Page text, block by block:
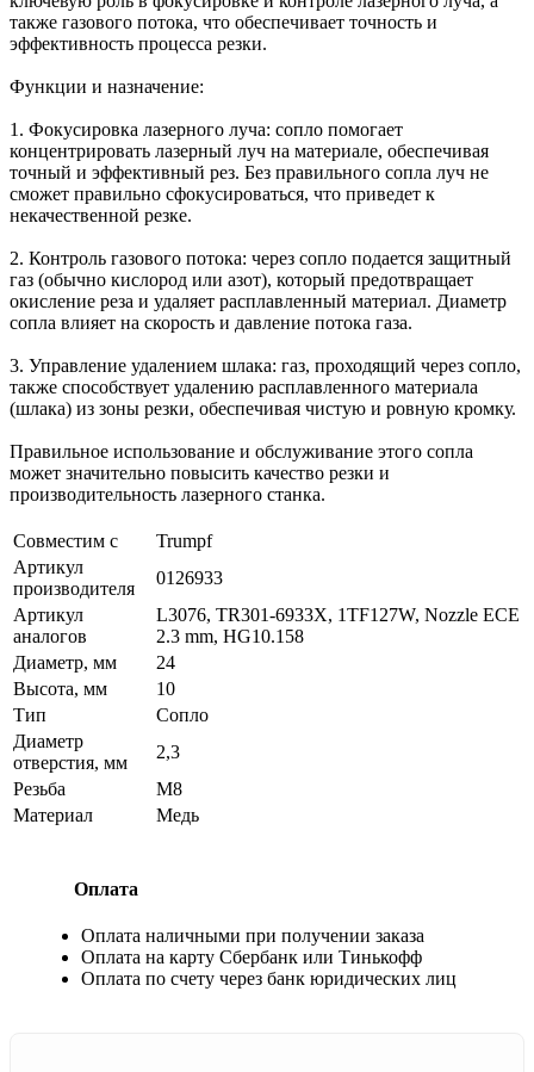
также газового потока, что обеспечивает точность и
эффективность процесса резки.
Функции и назначение:
1. Фокусировка лазерного луча: сопло помогает
концентрировать лазерный луч на материале, обеспечивая
точный и эффективный рез. Без правильного сопла луч не
сможет правильно сфокусироваться, что приведет к
некачественной резке.
2. Контроль газового потока: через сопло подается защитный
газ (обычно кислород или азот), который предотвращает
окисление реза и удаляет расплавленный материал. Диаметр
сопла влияет на скорость и давление потока газа.
3. Управление удалением шлака: газ, проходящий через сопло,
также способствует удалению расплавленного материала
(шлака) из зоны резки, обеспечивая чистую и ровную кромку.
Правильное использование и обслуживание этого сопла
может значительно повысить качество резки и
производительность лазерного станка.
Совместим с
Trumpf
Артикул
производителя
0126933
Артикул
аналогов
L3076, TR301-6933X, 1TF127W, Nozzle ECE
2.3 mm, HG10.158
Диаметр, мм
24
Высота, мм
10
Тип
Сопло
Диаметр
отверстия, мм
2,3
Резьба
М8
Материал
Медь
Оплата
Оплата наличными при получении заказа
Оплата на карту Сбербанк или Тинькофф
Оплата по счету через банк юридических лиц